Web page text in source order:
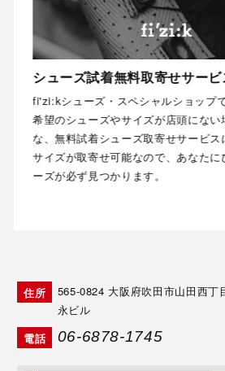
シューズ試着無料取寄せサービス
fi'zi:kシューズ・スペシャルショップで
希望のシューズやサイズが店頭にない場
な、無料試着シューズ取寄せサービスに
サイズが取寄せ可能なので、あなたにぴ
ーズが必ず見つかります。
住所 565-0824 大阪府吹田市山田西
永ビル
電話
06-6878-1745